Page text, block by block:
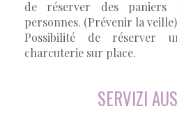
de réserver des paniers
personnes. (Prévenir la
Possibilité de réserver
charcuterie sur place.
SERVIZI